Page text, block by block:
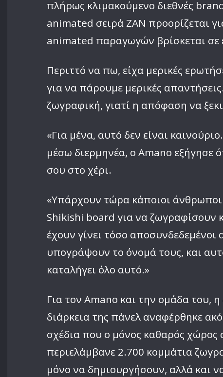
πλήρως κλιμακούμενο διεθνές
animated σειρά ZAN προορίζεται
animated παραγωγών βρίσκεται σε
Περιττό να πω, είχα μερικές
για να πάρουμε μερικές
ζωγραφική, γιατί η απόφαση να
«Για μένα, αυτό δεν είναι
μέσω διερμηνέα, ο Amano εξήγησε
σου στο χέρι.
«Υπάρχουν τώρα κάποιοι άνθρωποι
Shikishi board για να ζωγραφίσουν
έχουν γίνει τόσο
υπογράψουν το όνομά τους, και
καταλήγει όλο αυτό.»
Για τον Amano και την ομάδα του,
διάρκεια της πάνελ αναφέρθηκε
σχέδια που ο μόνος καθαρός χώρος
περιελάμβανε 2.700 κομμάτια
μόνο να δημιουργήσουν, αλλά και